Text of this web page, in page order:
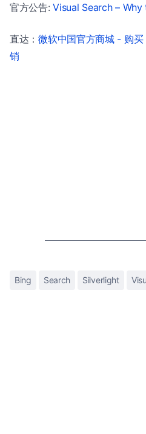
官方公告:Visual Search –
直达：微软中国官方商城 - 购
销
Bing Search Silverlight